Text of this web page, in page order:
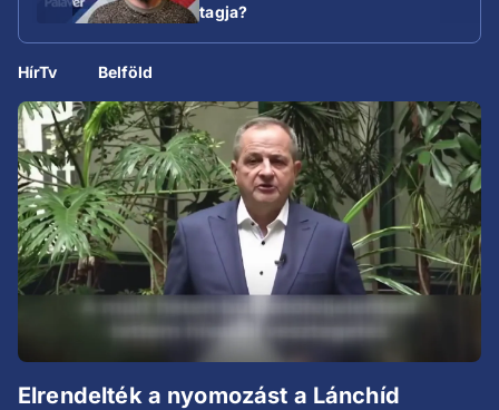
tagja?
HírTv Belföld
Elrendelték a nyomozást a Lánchíd